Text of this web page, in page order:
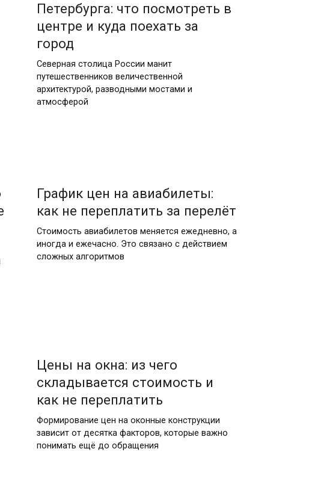
Петербурга: что посмотреть в
центре и куда поехать за
город
Северная столица России манит
путешественников величественной
архитектурой, разводными мостами и
атмосферой
График цен на авиабилеты:
как не переплатить за перелёт
Стоимость авиабилетов меняется ежедневно, а
иногда и ежечасно. Это связано с действием
сложных алгоритмов
Цены на окна: из чего
складывается стоимость и
как не переплатить
Формирование цен на оконные конструкции
зависит от десятка факторов, которые важно
понимать ещё до обращения